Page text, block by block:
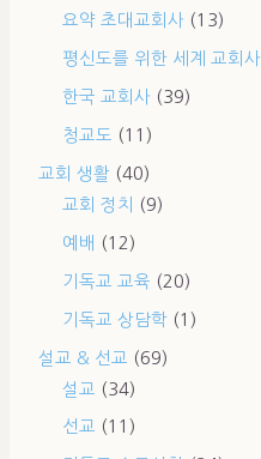
요약 초대교회사 (13)
평신도를 위한 세계 교회사
한국 교회사 (39)
청교도 (11)
교회 생활 (40)
교회 정치
(9)
예배 (12)
기독교 교육 (20)
기독교 상담학 (1)
설교 & 선교
(69)
설교
(34)
선교 (11)